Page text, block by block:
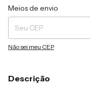
Entregas para o CEP:
Meios de envio
Não sei meu CEP
Descrição